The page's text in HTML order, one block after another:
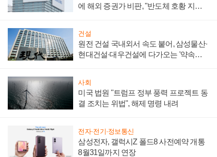
에 해외 증권가 비판, "반도체 호황 지속
건설
원전 건설 국내외서 속도 붙어, 삼성물산·
현대건설·대우건설에 다가오는 '약속의
사회
미국 법원 "트럼프 정부 풍력 프로젝트 동
결 조치는 위법", 해제 명령 내려
전자·전기·정보통신
삼성전자, 갤럭시Z 폴드8 사전예약 개통
8월31일까지 연장